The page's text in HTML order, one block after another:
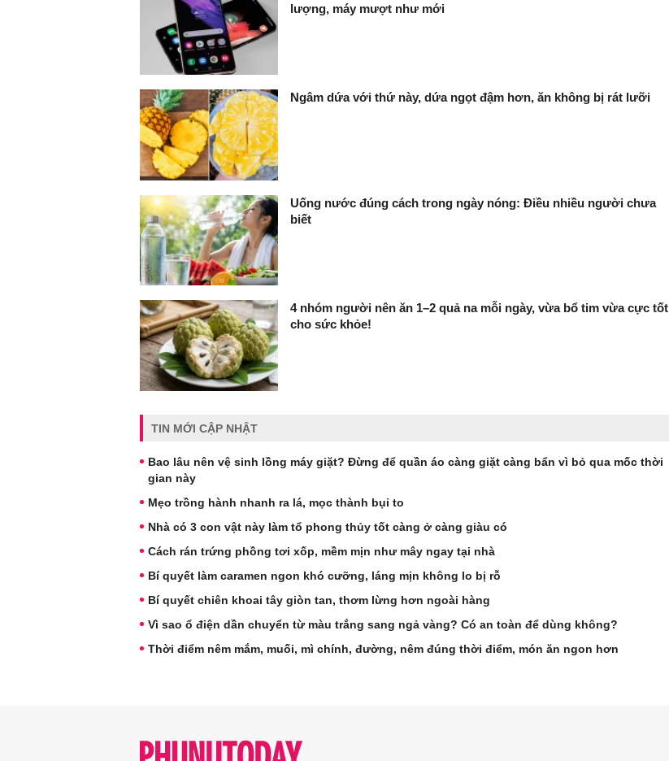
lượng, máy mượt như mới
Ngâm dứa với thứ này, dứa ngọt đậm hơn, ăn không bị rát lưỡi
Uống nước đúng cách trong ngày nóng: Điều nhiều người chưa
biết
4 nhóm người nên ăn 1–2 quả na mỗi ngày, vừa bổ tim vừa cực tốt
cho sức khỏe!
TIN MỚI CẬP NHẬT
Bao lâu nên vệ sinh lồng máy giặt? Đừng để quần áo càng giặt càng bẩn vì bỏ qua mốc thời
gian này
Mẹo trồng hành nhanh ra lá, mọc thành bụi to
Nhà có 3 con vật này làm tổ phong thủy tốt càng ở càng giàu có
Cách rán trứng phồng tơi xốp, mềm mịn như mây ngay tại nhà
Bí quyết làm caramen ngon khó cưỡng, láng mịn không lo bị rỗ
Bí quyết chiên khoai tây giòn tan, thơm lừng hơn ngoài hàng
Vì sao ổ điện dần chuyển từ màu trắng sang ngả vàng? Có an toàn để dùng không?
Thời điểm nêm mắm, muối, mì chính, đường, nêm đúng thời điểm, món ăn ngon hơn